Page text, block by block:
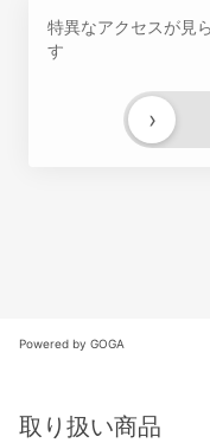
特異なアクセスが見
す
›
Powered by GOGA
取り扱い商品